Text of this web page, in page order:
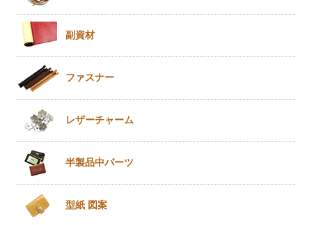
副資材
ファスナー
レザーチャーム
半製品中パーツ
型紙 図案